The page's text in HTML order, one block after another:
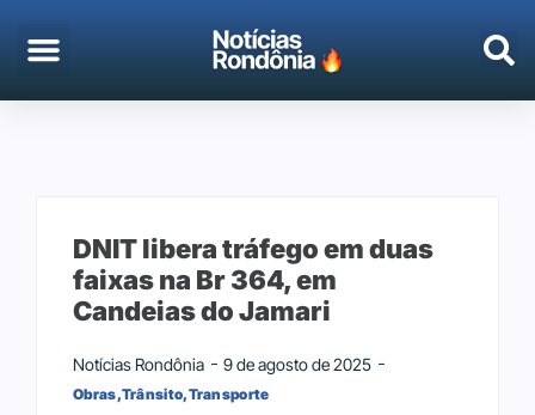
DNIT libera tráfego em duas
faixas na Br 364, em
Candeias do Jamari
Notícias Rondônia 9 de agosto de 2025
Obras,Trânsito,Transporte